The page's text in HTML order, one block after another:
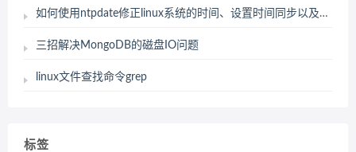
如何使用ntpdate修正linux系统的时间、设置时间同步以及各个地区或国家的时间服务器地址
三招解决MongoDB的磁盘IO问题
linux文件查找命令grep
标签